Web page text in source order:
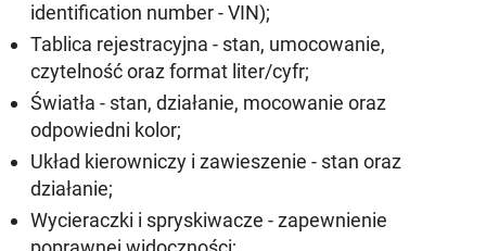
identification number - VIN);
Tablica rejestracyjna - stan, umocowanie,
czytelność oraz format liter/cyfr;
Światła - stan, działanie, mocowanie oraz
odpowiedni kolor;
Układ kierowniczy i zawieszenie - stan oraz
działanie;
Wycieraczki i spryskiwacze - zapewnienie